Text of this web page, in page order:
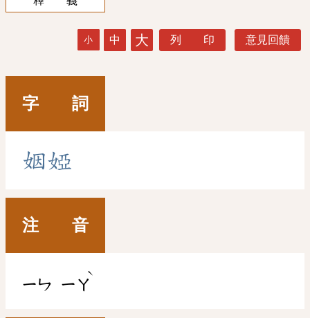
小 中 大 列 印 意見回饋
字 詞
姻婭
注 音
ㄧㄣ ㄧㄚ
ˋ